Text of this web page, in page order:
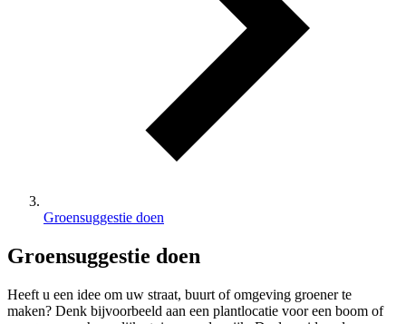
Groensuggestie doen
Groensuggestie doen
Heeft u een idee om uw straat, buurt of omgeving groener te
maken? Denk bijvoorbeeld aan een plantlocatie voor een boom of